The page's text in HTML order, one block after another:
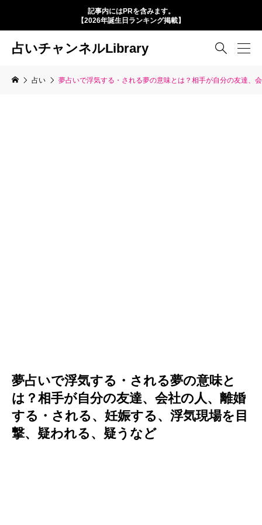
記事内にはPRを含みます。
【2026年誕生日ランキング掲載】
占いチャンネルLibrary 
占い 夢占いで浮気する・される夢の意味とは？相手が自分の友達、
夢占いで浮気する・される夢の意味と
は？相手が自分の友達、会社の人、離婚
する・される、妊娠する、浮気現場を目
撃、疑われる、疑うなど